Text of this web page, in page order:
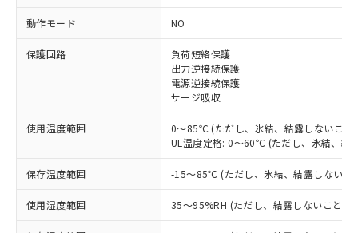
動作モード NO
保護回路
負荷短絡保護
出力逆接続保護
電源逆接続保護
サージ吸収
使用温度範囲
0～85℃ (ただし、氷結、結露しないこと)
UL温度定格: 0～60℃ (ただし、氷結、結
保存温度範囲 -15～85℃ (ただし、氷結、結露しないこ
使用湿度範囲 35～95%RH (ただし、結露しないこと)
ご利用条件
以下の条件をお読みいただき、同意のうえ
ご利用ください。
※1 対応状況
対応済み：EU RoHS指令（10物質）の
非含有に対応した製品が提供可能な商品で
対応予定：EU RoHS指令（10物質）の非含
有に対応した製品に切り替える予定のある
商品です。
対応予定なし：EU RoHS指令（10物質）の
非含有に非対応の商品で、対応品を出す予